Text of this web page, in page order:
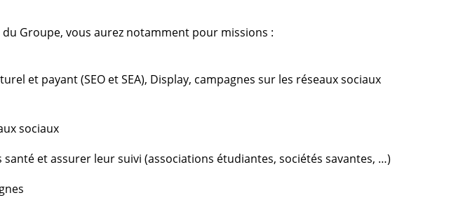
Groupe, vous aurez notamment pour missions :
et payant (SEO et SEA), Display, campagnes sur les réseaux sociaux
sociaux
et assurer leur suivi (associations étudiantes, sociétés savantes, …)